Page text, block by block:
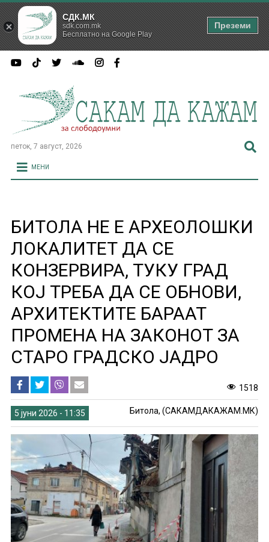
петок, 7 август, 2026
МЕНИ
БИТОЛА НЕ Е АРХЕОЛОШКИ
ЛОКАЛИТЕТ ДА СЕ
КОНЗЕРВИРА, ТУКУ ГРАД
КОЈ ТРЕБА ДА СЕ ОБНОВИ,
АРХИТЕКТИТЕ БАРААТ
ПРОМЕНА НА ЗАКОНОТ ЗА
СТАРО ГРАДСКО ЈАДРО
1518
5 јуни 2026 - 11:35 Битола, (САКАМДАКАЖАМ.МК)
СДК.МК
sdk.com.mk
Бесплатно на Google Play
Преземи